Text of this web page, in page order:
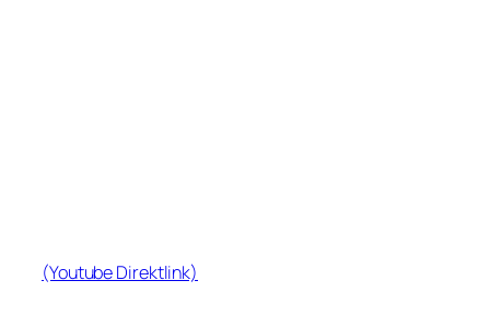
(Youtube Direktlink)